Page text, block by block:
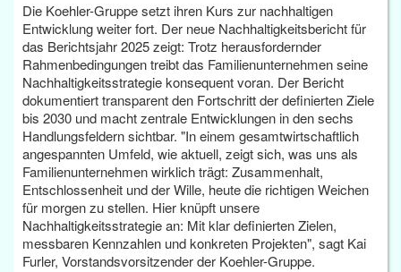
Die Koehler-Gruppe setzt ihren Kurs zur nachhaltigen
Entwicklung weiter fort. Der neue Nachhaltigkeitsbericht für
das Berichtsjahr 2025 zeigt: Trotz herausfordernder
Rahmenbedingungen treibt das Familienunternehmen seine
Nachhaltigkeitsstrategie konsequent voran. Der Bericht
dokumentiert transparent den Fortschritt der definierten Ziele
bis 2030 und macht zentrale Entwicklungen in den sechs
Handlungsfeldern sichtbar. "In einem gesamtwirtschaftlich
angespannten Umfeld, wie aktuell, zeigt sich, was uns als
Familienunternehmen wirklich trägt: Zusammenhalt,
Entschlossenheit und der Wille, heute die richtigen Weichen
für morgen zu stellen. Hier knüpft unsere
Nachhaltigkeitsstrategie an: Mit klar definierten Zielen,
messbaren Kennzahlen und konkreten Projekten", sagt Kai
Furler, Vorstandsvorsitzender der Koehler-Gruppe.